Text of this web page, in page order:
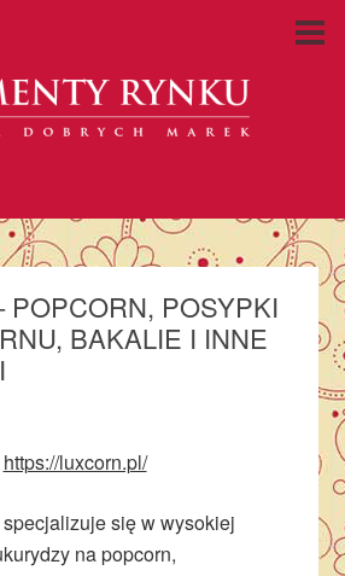
POPCORN, POSYPKI
BAKALIE I INNE
https://luxcorn.pl/
się w wysokiej
na popcorn,